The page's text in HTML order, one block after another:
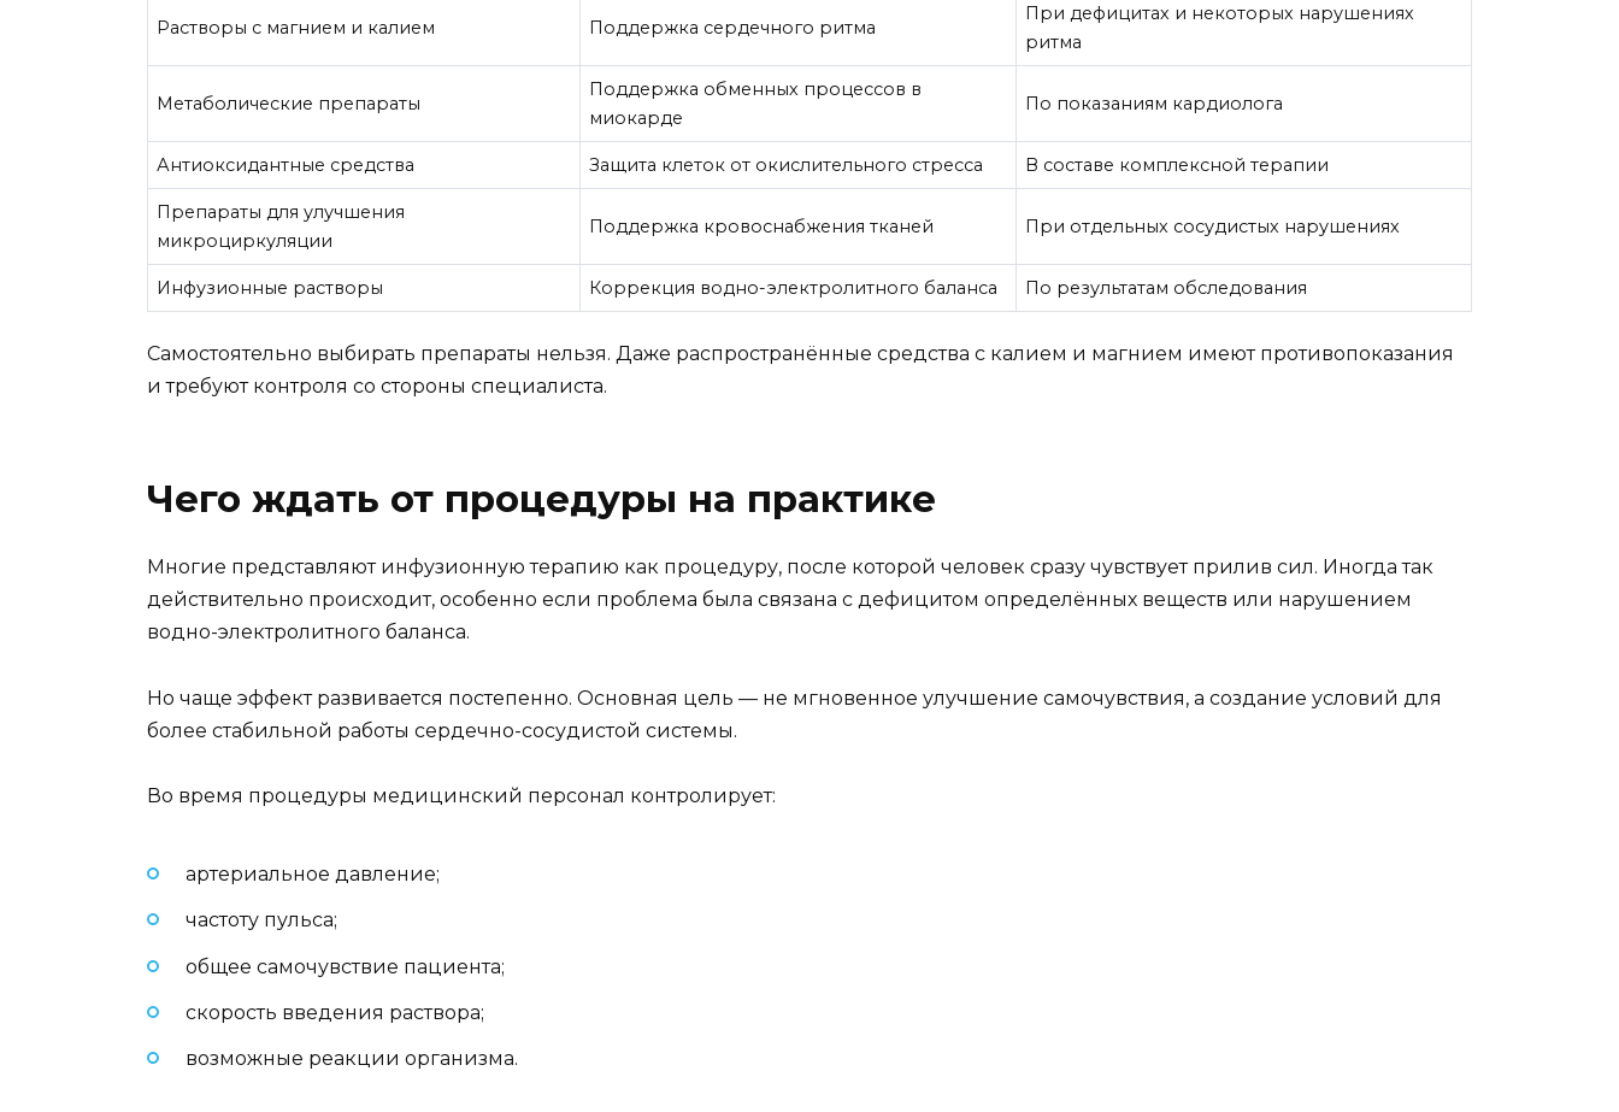
Растворы с магнием и калием Поддержка сердечного ритма
При дефицитах и некоторых нарушениях
ритма
Метаболические препараты
Поддержка обменных процессов в
миокарде
По показаниям кардиолога
Антиоксидантные средства Защита клеток от окислительного стресса В составе комплексной терапии
Препараты для улучшения
микроциркуляции
Поддержка кровоснабжения тканей При отдельных сосудистых нарушениях
Инфузионные растворы Коррекция водно-электролитного баланса По результатам обследования
Самостоятельно выбирать препараты нельзя. Даже распространённые средства с калием и магнием имеют противопоказания
и требуют контроля со стороны специалиста.
Чего ждать от процедуры на практике
Многие представляют инфузионную терапию как процедуру, после которой человек сразу чувствует прилив сил. Иногда так
действительно происходит, особенно если проблема была связана с дефицитом определённых веществ или нарушением
водно-электролитного баланса.
Но чаще эффект развивается постепенно. Основная цель — не мгновенное улучшение самочувствия, а создание условий для
более стабильной работы сердечно-сосудистой системы.
Во время процедуры медицинский персонал контролирует:
артериальное давление;
частоту пульса;
общее самочувствие пациента;
скорость введения раствора;
возможные реакции организма.